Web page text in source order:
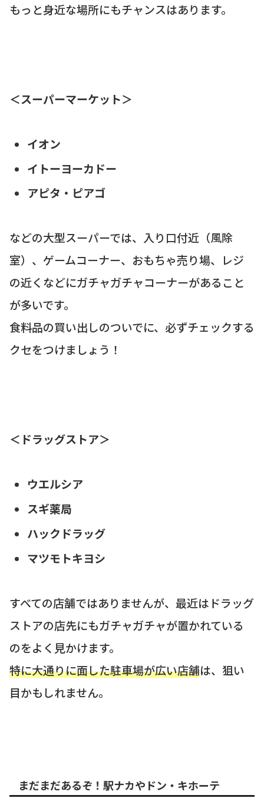
もっと身近な場所にもチャンスはあります。
＜スーパーマーケット＞
イオン
イトーヨーカドー
アピタ・ピアゴ
などの大型スーパーでは、入り口付近（風除
室）、ゲームコーナー、おもちゃ売り場、レジ
の近くなどにガチャガチャコーナーがあること
が多いです。
食料品の買い出しのついでに、必ずチェックする
クセをつけましょう！
＜ドラッグストア＞
ウエルシア
スギ薬局
ハックドラッグ
マツモトキヨシ
すべての店舗ではありませんが、最近はドラッグ
ストアの店先にもガチャガチャが置かれている
のをよく見かけます。
特に大通りに面した駐車場が広い店舗は、狙い
目かもしれません。
まだまだあるぞ！駅ナカやドン・キホーテ